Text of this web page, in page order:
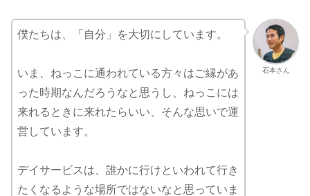
石本さん
僕たちは、「自分」を大切にしています。
いま、ねっこに通われている方々はご縁があ
った時期なんだろうなと思うし、ねっこには
来れるときに来れたらいい、そんな思いで運
営しています。
デイサービスは、誰かに行けといわれて行き
たくなるような場所ではないなと思っていま